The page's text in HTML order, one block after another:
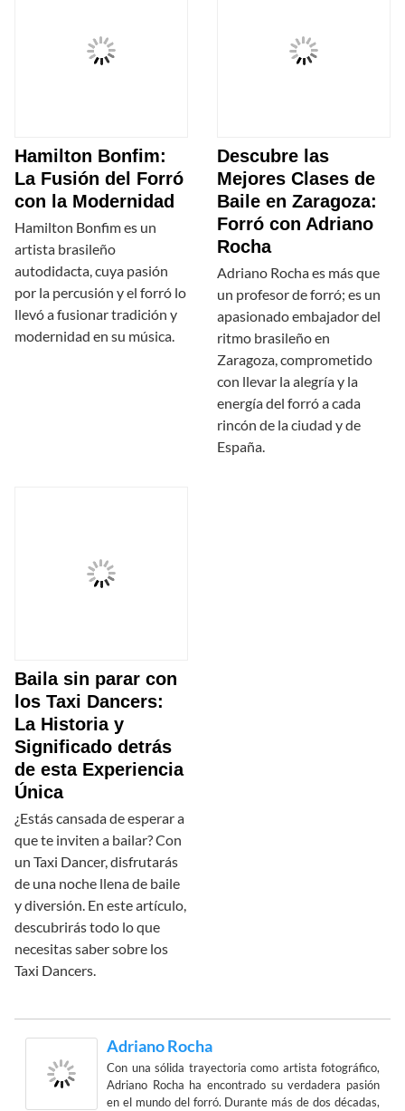
Hamilton Bonfim:
La Fusión del Forró
con la Modernidad
Hamilton Bonfim es un
artista brasileño
autodidacta, cuya pasión
por la percusión y el forró lo
llevó a fusionar tradición y
modernidad en su música.
Descubre las
Mejores Clases de
Baile en Zaragoza:
Forró con Adriano
Rocha
Adriano Rocha es más que
un profesor de forró; es un
apasionado embajador del
ritmo brasileño en
Zaragoza, comprometido
con llevar la alegría y la
energía del forró a cada
rincón de la ciudad y de
España.
Baila sin parar con
los Taxi Dancers:
La Historia y
Significado detrás
de esta Experiencia
Única
¿Estás cansada de esperar a
que te inviten a bailar? Con
un Taxi Dancer, disfrutarás
de una noche llena de baile
y diversión. En este artículo,
descubrirás todo lo que
necesitas saber sobre los
Taxi Dancers.
Adriano Rocha
Con una sólida trayectoria como artista fotográfico,
Adriano Rocha ha encontrado su verdadera pasión
en el mundo del forró. Durante más de dos décadas,